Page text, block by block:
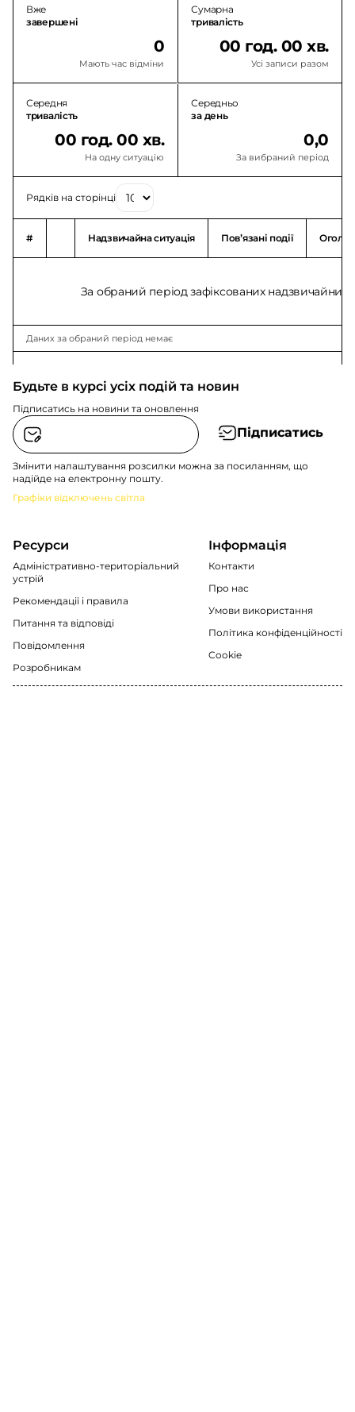
Вже
завершені
0
Мають час відміни
Сумарна
тривалість
00 год. 00 хв.
Усі записи разом
Середня
тривалість
00 год. 00 хв.
На одну ситуацію
Середньо
за день
0,0
За вибраний період
Рядків на сторінці
# Надзвичайна ситуація Повʼязані події
За обраний період зафіксованих надзвичайних
Даних за обраний період немає
Будьте в курсі усіх подій та новин
Підписатись на новини та оновлення
Підписатись
Змінити налаштування розсилки можна за посиланням, що
надійде на електронну пошту.
Графіки відключень світла
Ресурси
Адміністративно-територіальний
устрій
Рекомендації i правила
Питання та відповіді
Повідомлення
Розробникам
Інформація
Контакти
Про нас
Умови використання
Політика конфіденційності
Cookie